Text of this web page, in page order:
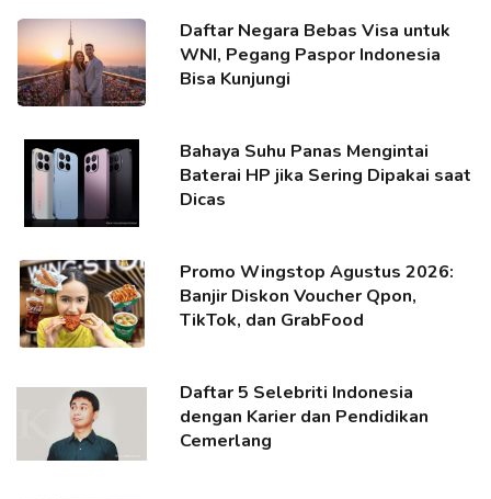
Daftar Negara Bebas Visa untuk
WNI, Pegang Paspor Indonesia
Bisa Kunjungi
Bahaya Suhu Panas Mengintai
Baterai HP jika Sering Dipakai saat
Dicas
Promo Wingstop Agustus 2026:
Banjir Diskon Voucher Qpon,
TikTok, dan GrabFood
Daftar 5 Selebriti Indonesia
dengan Karier dan Pendidikan
Cemerlang